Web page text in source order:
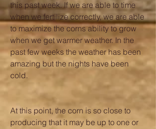
this past week. If we are able to time
when we fertilize correctly, we are able
to maximize the corns ability to grow
when we get warmer weather. In the
past few weeks the weather has been
amazing but the nights have been
cold.
At this point, the corn is so close to
producing that it may be up to one or